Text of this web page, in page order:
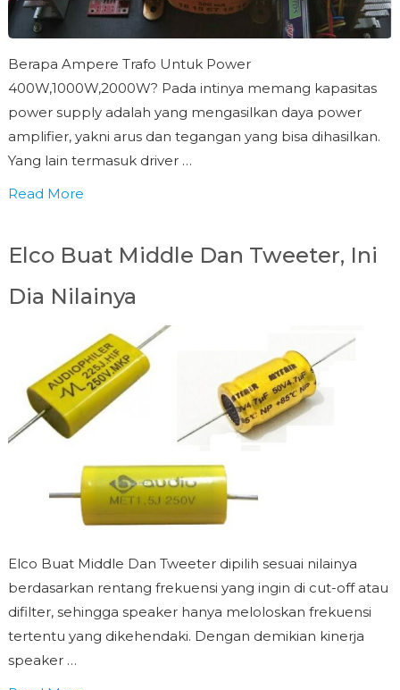
Berapa Ampere Trafo Untuk Power
400W,1000W,2000W? Pada intinya memang kapasitas
power supply adalah yang mengasilkan daya power
amplifier, yakni arus dan tegangan yang bisa dihasilkan.
Yang lain termasuk driver …
Read More
Elco Buat Middle Dan Tweeter, Ini
Dia Nilainya
Elco Buat Middle Dan Tweeter dipilih sesuai nilainya
berdasarkan rentang frekuensi yang ingin di cut-off atau
difilter, sehingga speaker hanya meloloskan frekuensi
tertentu yang dikehendaki. Dengan demikian kinerja
speaker …